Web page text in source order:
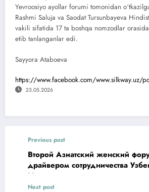
Yevroosiyo ayollar forumi tomonidan
Rashmi Saluja va Saodat Tursunbayeva
vakili sifatida 17 ta boshqa nomzodlar
etib tanlanganlar еdi.
Sayyora Atabоeva
https://www.facebook.com/www.silkway.uz/
23.05.2026
Previous post
Второй Азиатский женский
драйвером сотрудничества
Индии
Next post